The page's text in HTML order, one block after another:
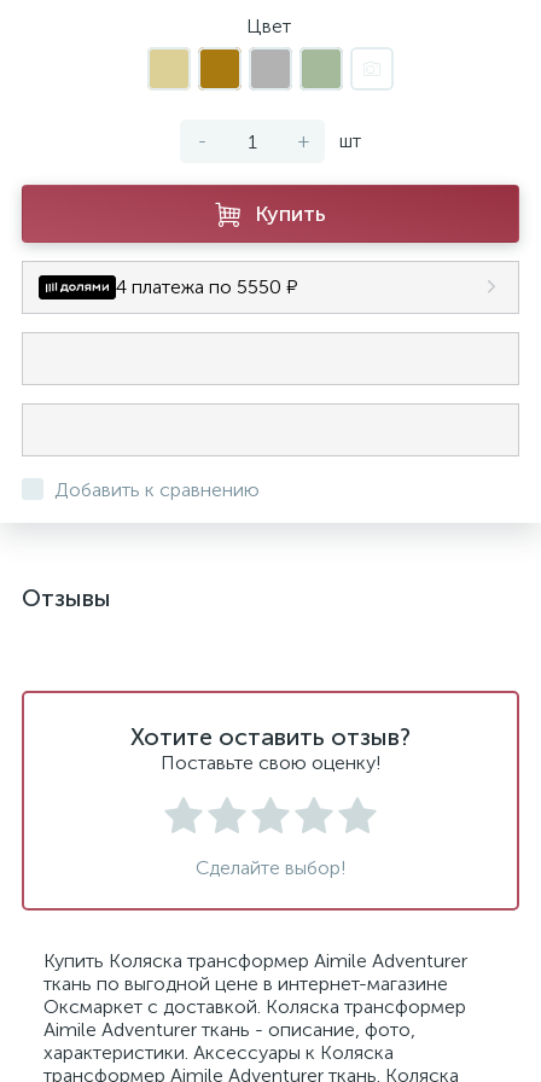
Цвет
- + шт
Купить
4 платежа по 5550 ₽
Добавить к сравнению
Отзывы
Хотите оставить отзыв?
Поставьте свою оценку!
Сделайте выбор!
Купить Коляска трансформер Aimile Adventurer
ткань по выгодной цене в интернет-магазине
Оксмаркет с доставкой. Коляска трансформер
Aimile Adventurer ткань - описание, фото,
характеристики. Аксессуары к Коляска
трансформер Aimile Adventurer ткань. Коляска